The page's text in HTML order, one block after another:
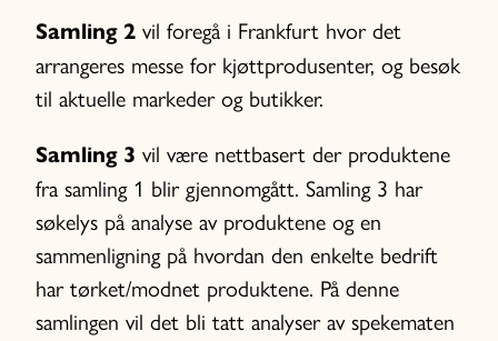
Samling 2 vil foregå i Frankfurt hvor det
arrangeres messe for kjøttprodusenter, og besøk
til aktuelle markeder og butikker.
Samling 3 vil være nettbasert der produktene
fra samling 1 blir gjennomgått. Samling 3 har
søkelys på analyse av produktene og en
sammenligning på hvordan den enkelte bedrift
har tørket/modnet produktene. På denne
samlingen vil det bli tatt analyser av spekematen